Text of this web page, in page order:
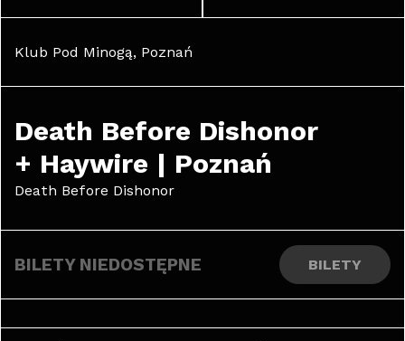
Klub Pod Minogą, Poznań
Death Before Dishonor
+ Haywire | Poznań
Death Before Dishonor
BILETY NIEDOSTĘPNE BILETY